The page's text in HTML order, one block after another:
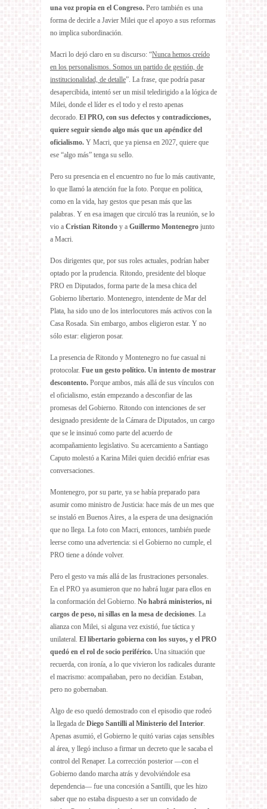
una voz propia en el Congreso. Pero también es una
forma de decirle a Javier Milei que el apoyo a sus reformas
no implica subordinación.
Macri lo dejó claro en su discurso: “Nunca hemos creído
en los personalismos. Somos un partido de gestión, de
institucionalidad, de detalle”. La frase, que podría pasar
desapercibida, intentó ser un misil teledirigido a la lógica de
Milei, donde el líder es el todo y el resto apenas
decorado. El PRO, con sus defectos y contradicciones,
quiere seguir siendo algo más que un apéndice del
oficialismo. Y Macri, que ya piensa en 2027, quiere que
ese “algo más” tenga su sello.
Pero su presencia en el encuentro no fue lo más cautivante,
lo que llamó la atención fue la foto. Porque en política,
como en la vida, hay gestos que pesan más que las
palabras. Y en esa imagen que circuló tras la reunión, se lo
vio a Cristian Ritondo y a Guillermo Montenegro junto
a Macri.
Dos dirigentes que, por sus roles actuales, podrían haber
optado por la prudencia. Ritondo, presidente del bloque
PRO en Diputados, forma parte de la mesa chica del
Gobierno libertario. Montenegro, intendente de Mar del
Plata, ha sido uno de los interlocutores más activos con la
Casa Rosada. Sin embargo, ambos eligieron estar. Y no
sólo estar: eligieron posar.
La presencia de Ritondo y Montenegro no fue casual ni
protocolar. Fue un gesto político. Un intento de mostrar
descontento. Porque ambos, más allá de sus vínculos con
el oficialismo, están empezando a desconfiar de las
promesas del Gobierno. Ritondo con intenciones de ser
designado presidente de la Cámara de Diputados, un cargo
que se le insinuó como parte del acuerdo de
acompañamiento legislativo. Su acercamiento a Santiago
Caputo molestó a Karina Milei quien decidió enfriar esas
conversaciones.
Montenegro, por su parte, ya se había preparado para
asumir como ministro de Justicia: hace más de un mes que
se instaló en Buenos Aires, a la espera de una designación
que no llega. La foto con Macri, entonces, también puede
leerse como una advertencia: si el Gobierno no cumple, el
PRO tiene a dónde volver.
Pero el gesto va más allá de las frustraciones personales.
En el PRO ya asumieron que no habrá lugar para ellos en
la conformación del Gobierno. No habrá ministerios, ni
cargos de peso, ni sillas en la mesa de decisiones. La
alianza con Milei, si alguna vez existió, fue táctica y
unilateral. El libertario gobierna con los suyos, y el PRO
quedó en el rol de socio periférico. Una situación que
recuerda, con ironía, a lo que vivieron los radicales durante
el macrismo: acompañaban, pero no decidían. Estaban,
pero no gobernaban.
Algo de eso quedó demostrado con el episodio que rodeó
la llegada de Diego Santilli al Ministerio del Interior.
Apenas asumió, el Gobierno le quitó varias cajas sensibles
al área, y llegó incluso a firmar un decreto que le sacaba el
control del Renaper. La corrección posterior —con el
Gobierno dando marcha atrás y devolviéndole esa
dependencia— fue una concesión a Santilli, que les hizo
saber que no estaba dispuesto a ser un convidado de